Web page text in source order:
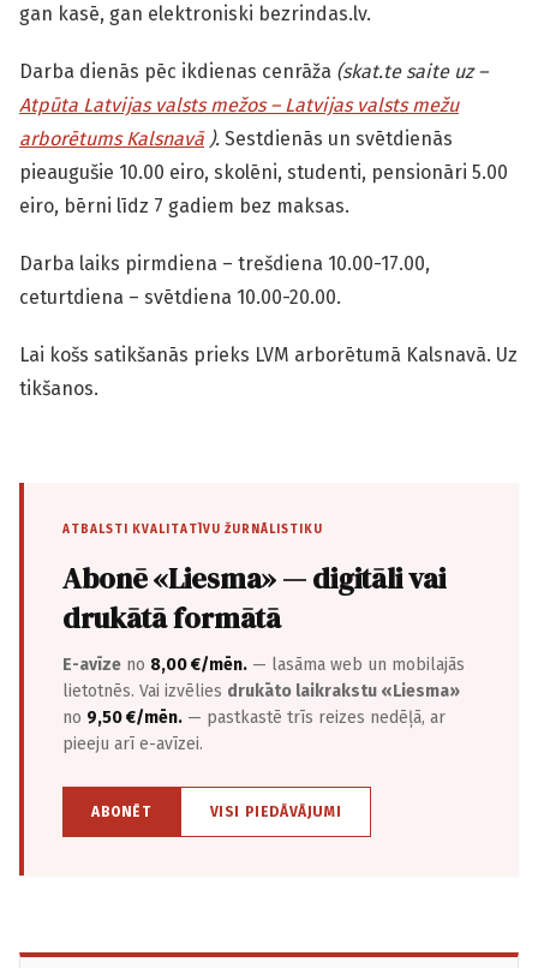
gan kasē, gan elektroniski bezrindas.lv.
Darba dienās pēc ikdienas cenrāža (skat.te saite uz –
Atpūta Latvijas valsts mežos – Latvijas valsts mežu
arborētums Kalsnavā). Sestdienās un svētdienās
pieaugušie 10.00 eiro, skolēni, studenti, pensionāri 5.00
eiro, bērni līdz 7 gadiem bez maksas.
Darba laiks pirmdiena – trešdiena 10.00-17.00,
ceturtdiena – svētdiena 10.00-20.00.
Lai košs satikšanās prieks LVM arborētumā Kalsnavā. Uz
tikšanos.
ATBALSTI KVALITATĪVU ŽURNĀLISTIKU
Abonē «Liesma» — digitāli vai
drukātā formātā
E-avīze no 8,00 €/mēn. — lasāma web un mobilajās
lietotnēs. Vai izvēlies drukāto laikrakstu «Liesma»
no 9,50 €/mēn. — pastkastē trīs reizes nedēļā, ar
pieeju arī e-avīzei.
ABONĒT VISI PIEDĀVĀJUMI